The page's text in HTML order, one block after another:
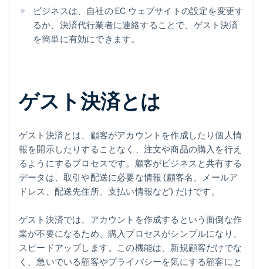
ビジネスは、自社の EC ウェブサイトの設定を変更す
るか、決済代行業者に連絡することで、ゲスト決済
を簡単に有効にできます。
ゲスト決済とは
ゲスト決済とは、顧客がアカウントを作成したり個人情
報を開示したりすることなく、注文や商品の購入を行え
るようにするプロセスです。顧客がビジネスと共有する
データは、取引や配送に必要な情報 (顧客名、メールア
ドレス、配送先住所、支払い情報など) だけです。
ゲスト決済では、アカウントを作成するという面倒な作
業が不要になるため、購入プロセスがシンプルになり、
スピードアップします。この機能は、新規顧客だけでな
く、急いでいる顧客やプライバシーを気にする顧客にと